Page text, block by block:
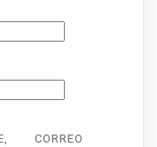
CORREO